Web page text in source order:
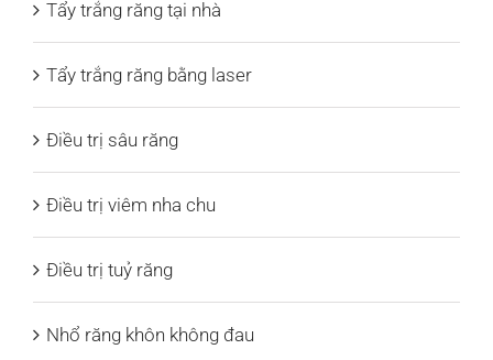
Tẩy trắng răng tại nhà
Tẩy trắng răng bằng laser
Điều trị sâu răng
Điều trị viêm nha chu
Điều trị tuỷ răng
Nhổ răng khôn không đau